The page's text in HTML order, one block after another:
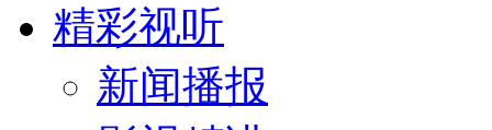
精彩视听
新闻播报